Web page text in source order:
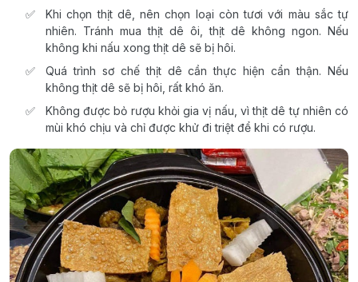
Khi chọn thịt dê, nên chọn loại còn tươi với màu sắc tự
nhiên. Tránh mua thịt dê ôi, thịt dê không ngon. Nếu
không khi nấu xong thịt dê sẽ bị hôi.
Quá trình sơ chế thịt dê cần thực hiện cẩn thận. Nếu
không thịt dê sẽ bị hôi, rất khó ăn.
Không được bỏ rượu khỏi gia vị nấu, vì thịt dê tự nhiên có
mùi khó chịu và chỉ được khử đi triệt để khi có rượu.